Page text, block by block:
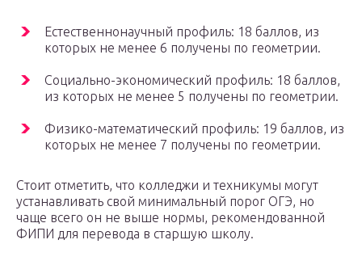
Естественнонаучный профиль: 18 баллов, из
которых не менее 6 получены по геометрии.
Социально-экономический профиль: 18 баллов,
из которых не менее 5 получены по геометрии.
Физико-математический профиль: 19 баллов, из
которых не менее 7 получены по геометрии.
Стоит отметить, что колледжи и техникумы могут
устанавливать свой минимальный порог ОГЭ, но
чаще всего он не выше нормы, рекомендованной
ФИПИ для перевода в старшую школу.